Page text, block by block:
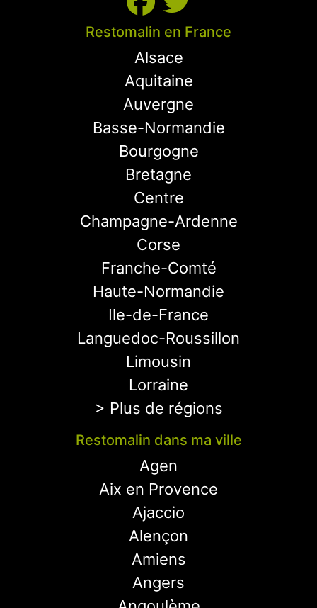
Restomalin en France
Alsace
Aquitaine
Auvergne
Basse-Normandie
Bourgogne
Bretagne
Centre
Champagne-Ardenne
Corse
Franche-Comté
Haute-Normandie
Ile-de-France
Languedoc-Roussillon
Limousin
Lorraine
> Plus de régions
Restomalin dans ma ville
Agen
Aix en Provence
Ajaccio
Alençon
Amiens
Angers